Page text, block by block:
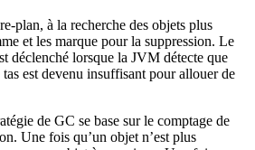
plan, à la recherche des objets plus
et les marque pour la suppression. Le
déclenché lorsque la JVM détecte que
est devenu insuffisant pour allouer de
de GC se base sur le comptage de
Une fois qu’un objet n’est plus